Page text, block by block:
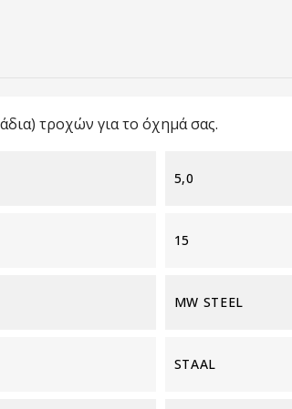
τροχών για το όχημά σας.
5,0
15
MW STEEL
STAAL